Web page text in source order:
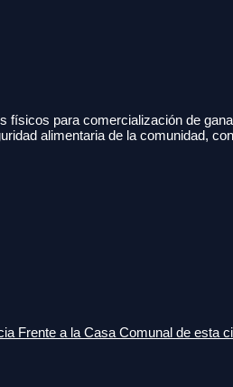
para comercialización de
alimentaria de la comunidad,
Frente a la Casa Comunal de esta